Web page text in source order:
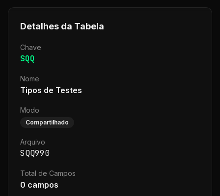
Detalhes da Tabela
Chave
SQQ
Nome
Tipos de Testes
Modo
Compartilhado
Arquivo
SQQ990
Total de Campos
0 campos